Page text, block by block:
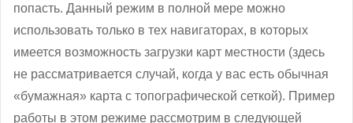
попасть. Данный режим в полной мере можно
использовать только в тех навигаторах, в которых
имеется возможность загрузки карт местности (здесь
не рассматривается случай, когда у вас есть обычная
«бумажная» карта с топографической сеткой). Пример
работы в этом режиме рассмотрим в следующей